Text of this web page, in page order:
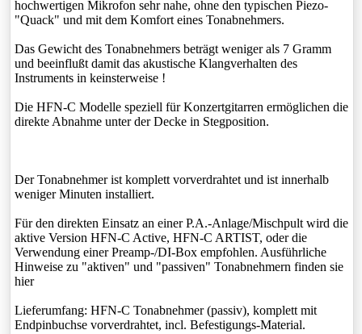
hochwertigen Mikrofon sehr nahe, ohne den typischen Piezo-
"Quack" und mit dem Komfort eines Tonabnehmers.
Das Gewicht des Tonabnehmers beträgt weniger als 7 Gramm
und beeinflußt damit das akustische Klangverhalten des
Instruments in keinsterweise !
Die HFN-C Modelle speziell für Konzertgitarren ermöglichen die
direkte Abnahme unter der Decke in Stegposition.
Der Tonabnehmer ist komplett vorverdrahtet und ist innerhalb
weniger Minuten installiert.
Für den direkten Einsatz an einer P.A.-Anlage/Mischpult wird die
aktive Version HFN-C Active, HFN-C ARTIST, oder die
Verwendung einer Preamp-/DI-Box empfohlen. Ausführliche
Hinweise zu "aktiven" und "passiven" Tonabnehmern finden sie
hier
Lieferumfang: HFN-C Tonabnehmer (passiv), komplett mit
Endpinbuchse vorverdrahtet, incl. Befestigungs-Material.